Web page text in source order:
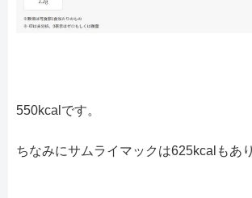
550kcalです。
ちなみにサムライマックは625kcalもあ